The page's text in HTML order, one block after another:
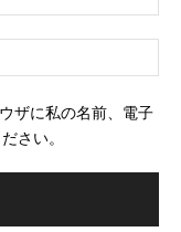
メ
ー
ェ
ザに私の名前、電子
さい。